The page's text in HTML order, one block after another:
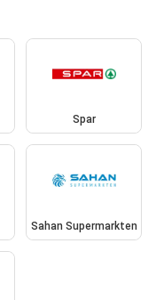
Spar
Sahan Supermarkten